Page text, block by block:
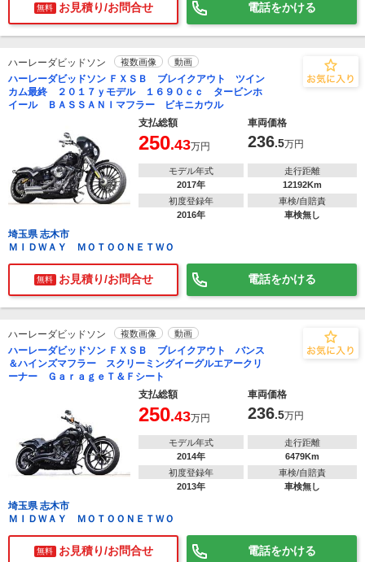
無料 お見積り/お問合せ 電話をかける
ハーレーダビッドソン 複数画像 動画
ハーレーダビッドソン ＦＸＳＢ ブレイクアウト ツイン
カム最終 ２０１７ｙモデル １６９０ｃｃ タービンホ
イール ＢＡＳＳＡＮＩマフラー ビキニカウル
支払総額
車両価格
250.43万円 236.5万円
モデル年式
2017年
走行距離
12192Km
初度登録年
2016年
車検/自賠責
車検無し
埼玉県 志木市
ＭＩＤＷＡＹ ＭＯＴＯＯＮＥＴＷＯ
無料 お見積り/お問合せ 電話をかける
ハーレーダビッドソン 複数画像 動画
ハーレーダビッドソン ＦＸＳＢ ブレイクアウト バンス
＆ハインズマフラー スクリーミングイーグルエアークリ
ーナー ＧａｒａｇｅＴ＆Ｆシート
支払総額
車両価格
250.43万円 236.5万円
モデル年式
2014年
走行距離
6479Km
初度登録年
2013年
車検/自賠責
車検無し
埼玉県 志木市
ＭＩＤＷＡＹ ＭＯＴＯＯＮＥＴＷＯ
無料 お見積り/お問合せ 電話をかける